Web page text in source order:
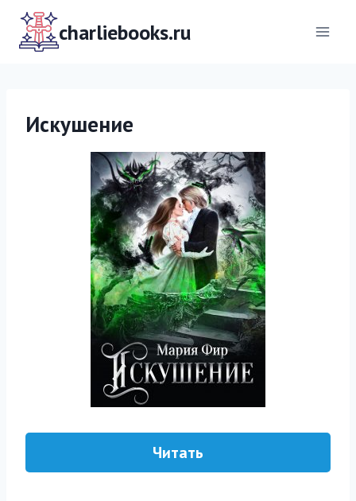
Перейти
содержимомуcharliebooks.ru
Искушение
Читать